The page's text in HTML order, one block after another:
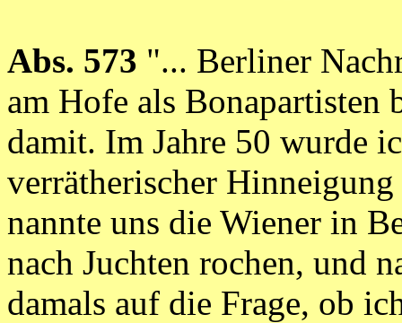
Abs. 573 "... Berliner
am Hofe als
damit. Im Jahre 50 wurde
verrätherischer
nannte uns die Wiener in
nach Juchten rochen, und
damals auf die Frage, ob